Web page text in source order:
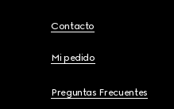
Contacto
Mi pedido
Preguntas Frecuentes